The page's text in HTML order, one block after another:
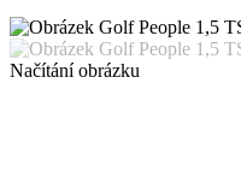
Načítání obrázku